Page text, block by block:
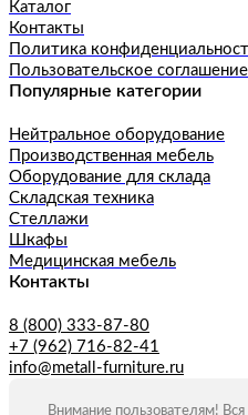
Каталог
Контакты
Политика
Пользовательское соглашение
Популярные категории
Нейтральное оборудование
Производственная мебель
Оборудование для склада
Складская техника
Стеллажи
Шкафы
Медицинская мебель
Контакты
8 (800) 333-87-80
+7 (962) 716-82-41
info@metall-furniture.ru
Внимание пользователям!